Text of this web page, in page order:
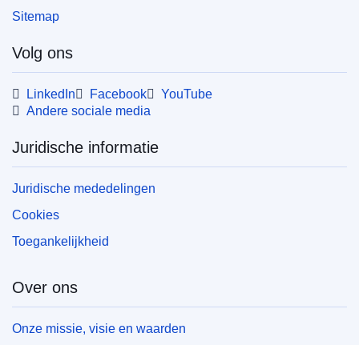
Sitemap
Volg ons
LinkedIn Facebook
YouTube
Andere sociale media
Juridische informatie
Juridische mededelingen
Cookies
Toegankelijkheid
Over ons
Onze missie, visie en waarden